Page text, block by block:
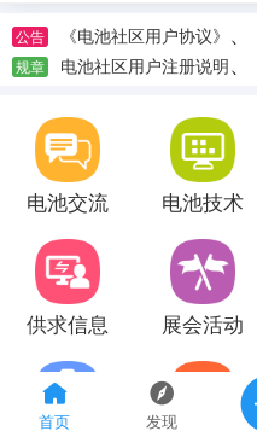
首页 发现
公告 《电池社区用户协议》 、
规章 电池社区用户注册说明、
电池交流 电池技术
供求信息 展会活动